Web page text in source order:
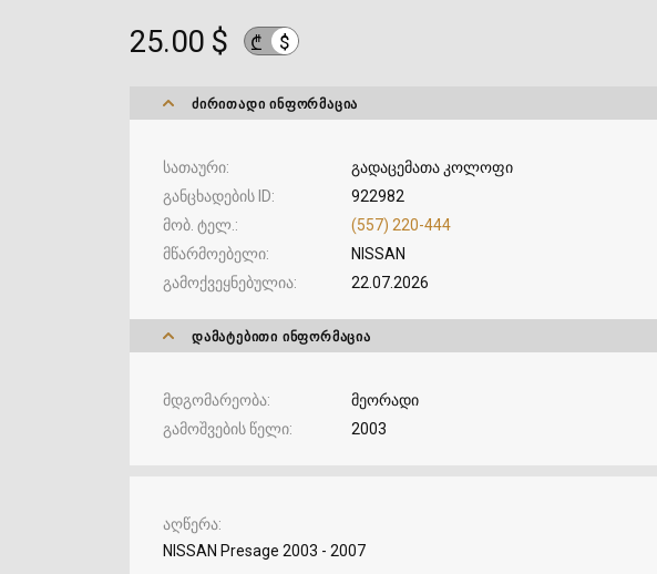
25.00 $ ₾ $
ᲫᲘᲠᲘᲗᲐᲓᲘ ᲘᲜᲤᲝᲠᲛᲐᲪᲘᲐ
სათაური
გადაცემათა კოლოფი
განცხადების ID
922982
მობ. ტელ.
(557) 220-444
მწარმოებელი
NISSAN
გამოქვეყნებულია
22.07.2026
ᲓᲐᲛᲐᲢᲔᲑᲘᲗᲘ ᲘᲜᲤᲝᲠᲛᲐᲪᲘᲐ
მდგომარეობა
მეორადი
გამოშვების წელი
2003
აღწერა
NISSAN Presage 2003 - 2007